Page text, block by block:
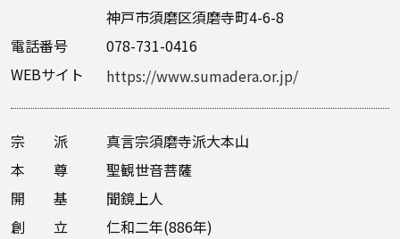
神戸市須磨区須磨寺町4-6-8
電話番号
078-731-0416
WEBサイト
https://www.sumadera.or.jp/
宗 派
真言宗須磨寺派大本山
本 尊
聖観世音菩薩
開 基
聞鏡上人
創 立
仁和二年(886年)